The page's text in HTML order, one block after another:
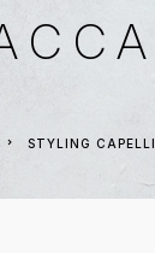
STYLING CAPELLI